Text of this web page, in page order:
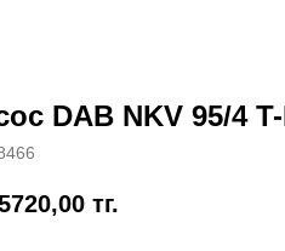
DAB NKV 95/4
тг.